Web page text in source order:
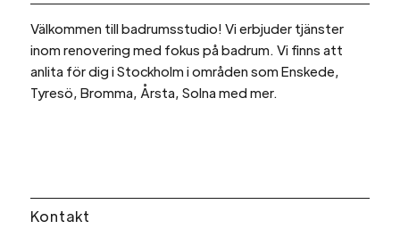
Välkommen till badrumsstudio! Vi erbjuder tjänster
inom renovering med fokus på badrum. Vi finns att
anlita för dig i Stockholm i områden som Enskede,
Tyresö, Bromma, Årsta, Solna med mer.
Kontakt